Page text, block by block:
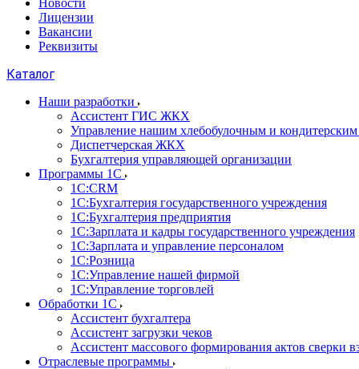
Новости
Лицензии
Вакансии
Реквизиты
Каталог
Наши разработки
Ассистент ГИС ЖКХ
Управление нашим хлебобулочным и
Диспетчерская ЖКХ
Бухгалтерия управляющей организации
Программы 1С
1С:CRM
1С:Бухгалтерия государственного учреждения
1С:Бухгалтерия предприятия
1С:Зарплата и кадры государственного учреждения
1С:Зарплата и управление персоналом
1С:Розница
1С:Управление нашей фирмой
1С:Управление торговлей
Обработки 1С
Ассистент бухгалтера
Ассистент загрузки чеков
Ассистент массового формирования актов сверки
Отраслевые программы